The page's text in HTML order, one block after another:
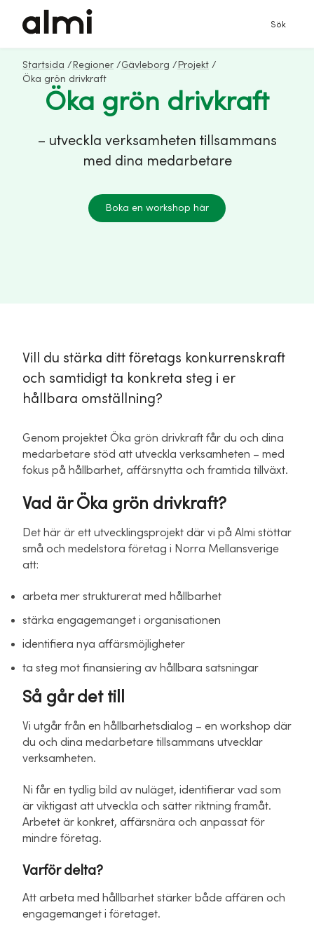
Sök
Startsida / Regioner /Gävleborg / Projekt /
Öka grön drivkraft
Öka grön drivkraft
– utveckla verksamheten tillsammans
med dina medarbetare
Boka en workshop här
Vill du stärka ditt företags konkurrenskraft
och samtidigt ta konkreta steg i er
hållbara omställning?
Genom projektet Öka grön drivkraft får du och dina
medarbetare stöd att utveckla verksamheten – med
fokus på hållbarhet, affärsnytta och framtida tillväxt.
Vad är Öka grön drivkraft?
Det här är ett utvecklingsprojekt där vi på Almi stöttar
små och medelstora företag i Norra Mellansverige
att:
arbeta mer strukturerat med hållbarhet
stärka engagemanget i organisationen
identifiera nya affärsmöjligheter
ta steg mot finansiering av hållbara satsningar
Så går det till
Vi utgår från en hållbarhetsdialog – en workshop där
du och dina medarbetare tillsammans utvecklar
verksamheten.
Ni får en tydlig bild av nuläget, identifierar vad som
är viktigast att utveckla och sätter riktning framåt.
Arbetet är konkret, affärsnära och anpassat för
mindre företag.
Varför delta?
Att arbeta med hållbarhet stärker både affären och
engagemanget i företaget.